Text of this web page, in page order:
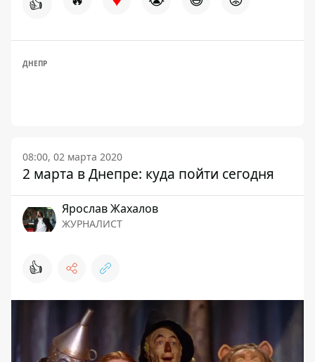
ДНЕПР
08:00, 02 марта 2020
2 марта в Днепре: куда пойти сегодня
Ярослав Жахалов
ЖУРНАЛИСТ
👍